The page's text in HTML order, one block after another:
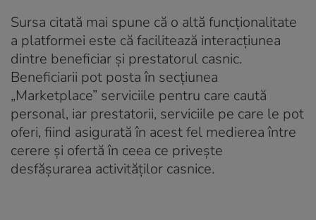
Sursa citată mai spune că o altă funcţionalitate
a platformei este că facilitează interacţiunea
dintre beneficiar şi prestatorul casnic.
Beneficiarii pot posta în secţiunea
„Marketplace” serviciile pentru care caută
personal, iar prestatorii, serviciile pe care le pot
oferi, fiind asigurată în acest fel medierea între
cerere şi ofertă în ceea ce priveşte
desfăşurarea activităţilor casnice.